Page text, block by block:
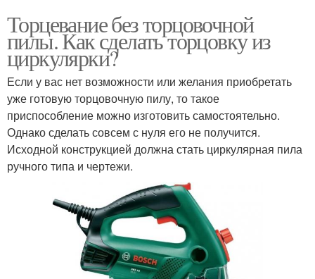
Торцевание без торцовочной
пилы. Как сделать торцовку из
циркулярки?
Если у вас нет возможности или желания приобретать
уже готовую торцовочную пилу, то такое
приспособление можно изготовить самостоятельно.
Однако сделать совсем с нуля его не получится.
Исходной конструкцией должна стать циркулярная пила
ручного типа и чертежи.